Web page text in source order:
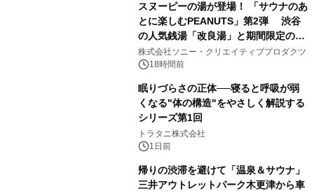
スヌーピーの湯が登場！ 「サウナのあ
とに楽しむPEANUTS」第2弾 渋谷
の人気銭湯「改良湯」と期間限定のコ
ラボレーション サウナイキタイコラ
ボグッズも発売決定！
株式会社ソニー・クリエイティブプロダクツ
18時間前
眠りづらさの正体──寝ると呼吸が弱
くなる"体の構造"をやさしく解説する
シリーズ第1回
トラタニ株式会社
1日前
帰りの渋滞を避けて「温泉＆サウナ」
三井アウトレットパーク木更津から車